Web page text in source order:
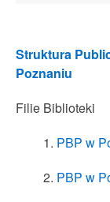
Struktura
Poznaniu
Filie Biblioteki
PBP w
PBP w